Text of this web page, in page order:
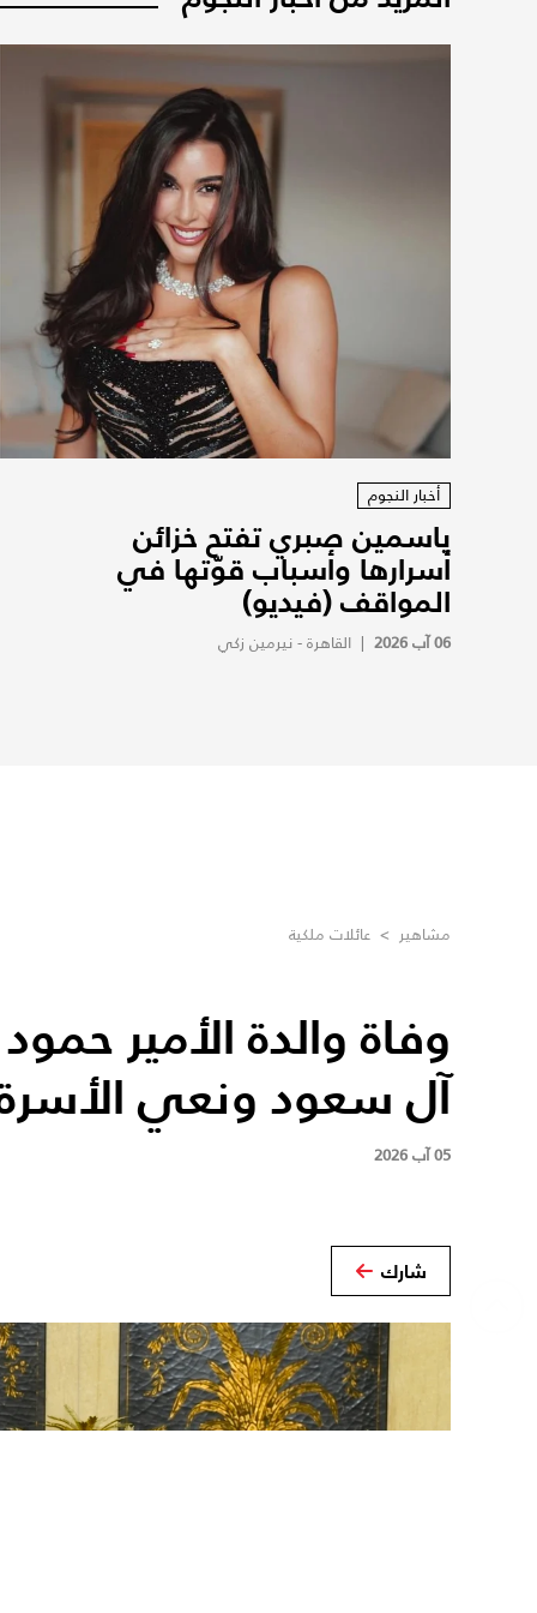
أخبار النجوم
ياسمين صبري تفتح خزائن
أسرارها وأسباب قوّتها في
المواقف (فيديو)
06 آب 2026 | القاهرة - نيرمين زكي
مشاهير > عائلات ملكية
وفاة والدة الأمير
آل سعود ونعي
05 آب 2026
شارك